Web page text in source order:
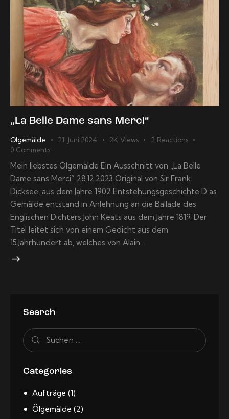
„La Belle Dame sans Merci“
Ölgemälde 21. Juni 2024 2K Views 2 Reactions
0 Comments
Mein liebstes Ölgemälde Ein Ausschnitt von „La Belle
Dame sans Merci“ 28.12.2023 Original von Sir Frank
Dicksee, aus dem Jahre 1902 Entstehungsgeschichte D as
Gemälde entstand in Anlehnung an die Ballade des
Englischen Dichters John Keats aus dem Jahre 1819. Der
Titel leitet sich von einem Gedicht aus dem
15.Jahrhundert ab, welches von Alain…
Search
Categories
Aufträge (1)
Ölgemälde (2)